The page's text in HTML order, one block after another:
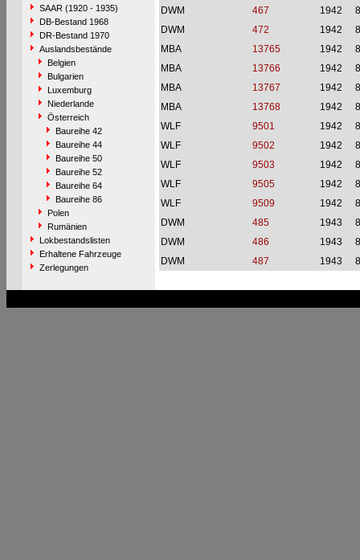
SAAR (1920 - 1935)
DB-Bestand 1968
DR-Bestand 1970
Auslandsbestände
Belgien
Bulgarien
Luxemburg
Niederlande
Österreich
Baureihe 42
Baureihe 44
Baureihe 50
Baureihe 52
Baureihe 64
Baureihe 86
Polen
Rumänien
Lokbestandslisten
Erhaltene Fahrzeuge
Zerlegungen
DWM
467 1942
DWM
472 1942
MBA
13765 1942
MBA
13766 1942
MBA
13767 1942
MBA
13768 1942
WLF
9501 1942
WLF
9502 1942
WLF
9503 1942
WLF
9505 1942
WLF
9509 1942
DWM
485 1943
DWM
486 1943
DWM
487 1943